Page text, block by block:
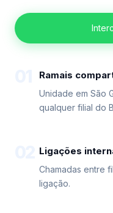
Ramais
Unidade em São
qualquer filial do
Ligações
Chamadas entre
ligação.